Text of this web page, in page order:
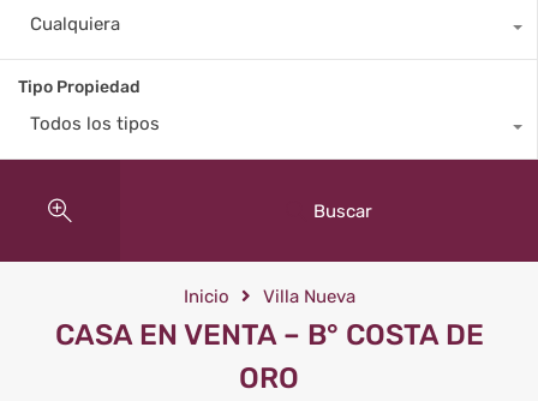
Cualquiera
Tipo Propiedad
Todos los tipos
Buscar
Inicio Villa Nueva
CASA EN VENTA – B° COSTA DE
ORO